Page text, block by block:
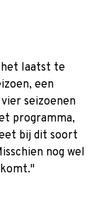
het laatst te
een
seizoenen
programma,
bij dit soort
nog wel